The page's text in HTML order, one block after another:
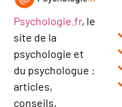
Psychologie.fr, le
site de la
psychologie et
du psychologue :
articles,
conseils,